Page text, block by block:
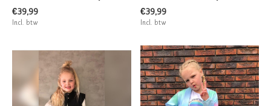
€39,99
Incl. btw
€39,99
Incl. btw